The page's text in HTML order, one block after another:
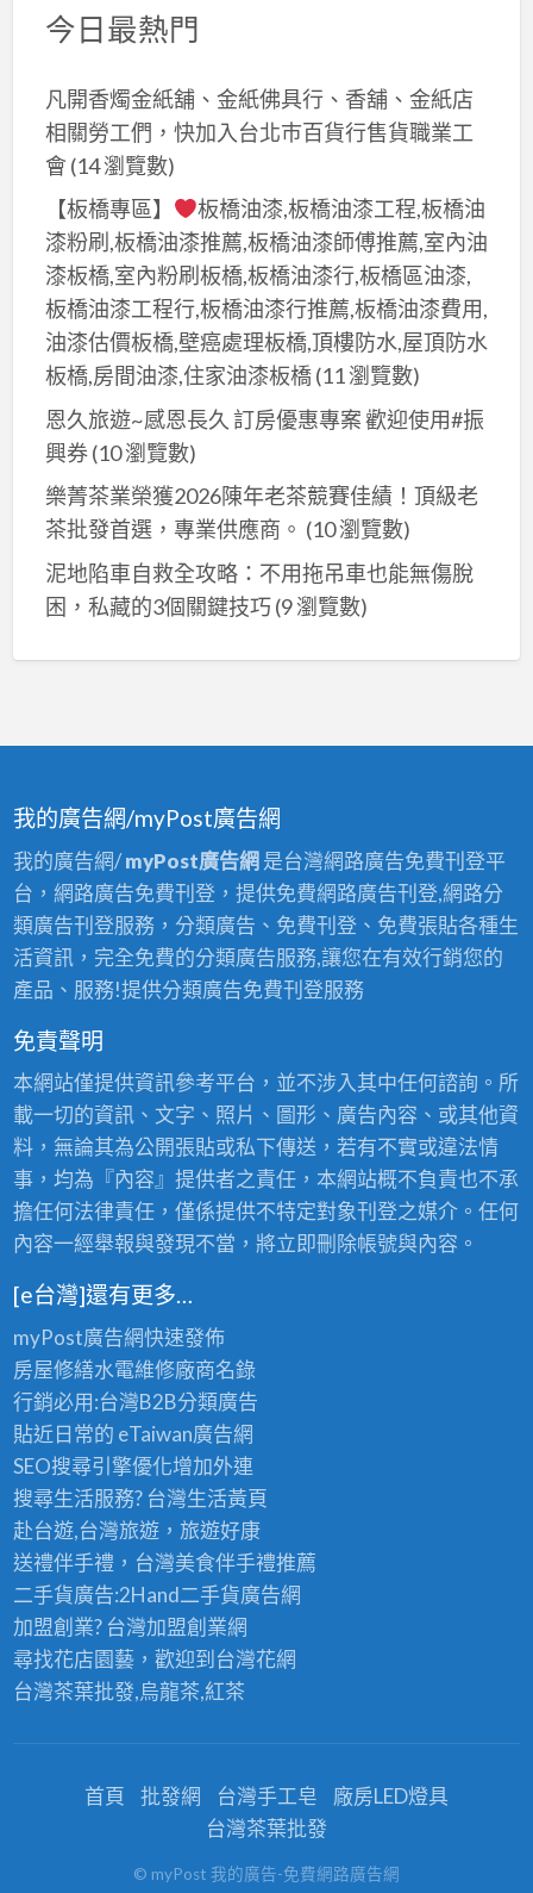
今日最熱門
凡開香燭金紙舖、金紙佛具行、香舖、金紙店
相關勞工們，快加入台北巿百貨行售貨職業工
會 (14 瀏覽數)
【板橋專區】
板橋油漆,板橋油漆工程,板橋油
漆粉刷,板橋油漆推薦,板橋油漆師傅推薦,室內油
漆板橋,室內粉刷板橋,板橋油漆行,板橋區油漆,
板橋油漆工程行,板橋油漆行推薦,板橋油漆費用,
油漆估價板橋,壁癌處理板橋,頂樓防水,屋頂防水
板橋,房間油漆,住家油漆板橋(11 瀏覽數)
恩久旅遊~感恩長久 訂房優惠專案 歡迎使用#振
興券(10 瀏覽數)
樂菁茶業榮獲2026陳年老茶競賽佳績！頂級老
茶批發首選，專業供應商。 (10 瀏覽數)
泥地陷車自救全攻略：不用拖吊車也能無傷脫
困，私藏的3個關鍵技巧(9 瀏覽數)
我的廣告網/myPost廣告網
我的廣告網/myPost廣告網是台灣網路廣告免費刊登平
台，網路廣告免費刊登，提供免費網路廣告刊登,網路分
類廣告刊登服務，分類廣告、免費刊登、免費張貼各種生
活資訊，完全免費的分類廣告服務,讓您在有效行銷您的
產品、服務!提供分類廣告免費刊登服務
免責聲明
本網站僅提供資訊參考平台，並不涉入其中任何諮詢。所
載一切的資訊、文字、照片、圖形、廣告內容、或其他資
料，無論其為公開張貼或私下傳送，若有不實或違法情
事，均為『內容』提供者之責任，本網站概不負責也不承
擔任何法律責任，僅係提供不特定對象刊登之媒介。任何
內容一經舉報與發現不當，將立即刪除帳號與內容。
[e台灣]還有更多…
myPost廣告網快速發佈
房屋修繕水電維修廠商名錄
行銷必用:台灣B2B分類廣告
貼近日常的 eTaiwan廣告網
SEO搜尋引擎優化增加外連
搜尋生活服務? 台灣生活黃頁
赴台遊,台灣旅遊，旅遊好康
送禮伴手禮，台灣美食伴手禮推薦
二手貨廣告:2Hand二手貨廣告網
加盟創業? 台灣加盟創業網
尋找花店園藝，歡迎到台灣花網
台灣茶葉批發,烏龍茶,紅茶
首頁 批發網 台灣手工皂
廠房LED燈具
台灣茶葉批發
© myPost 我的廣告-免費網路廣告網